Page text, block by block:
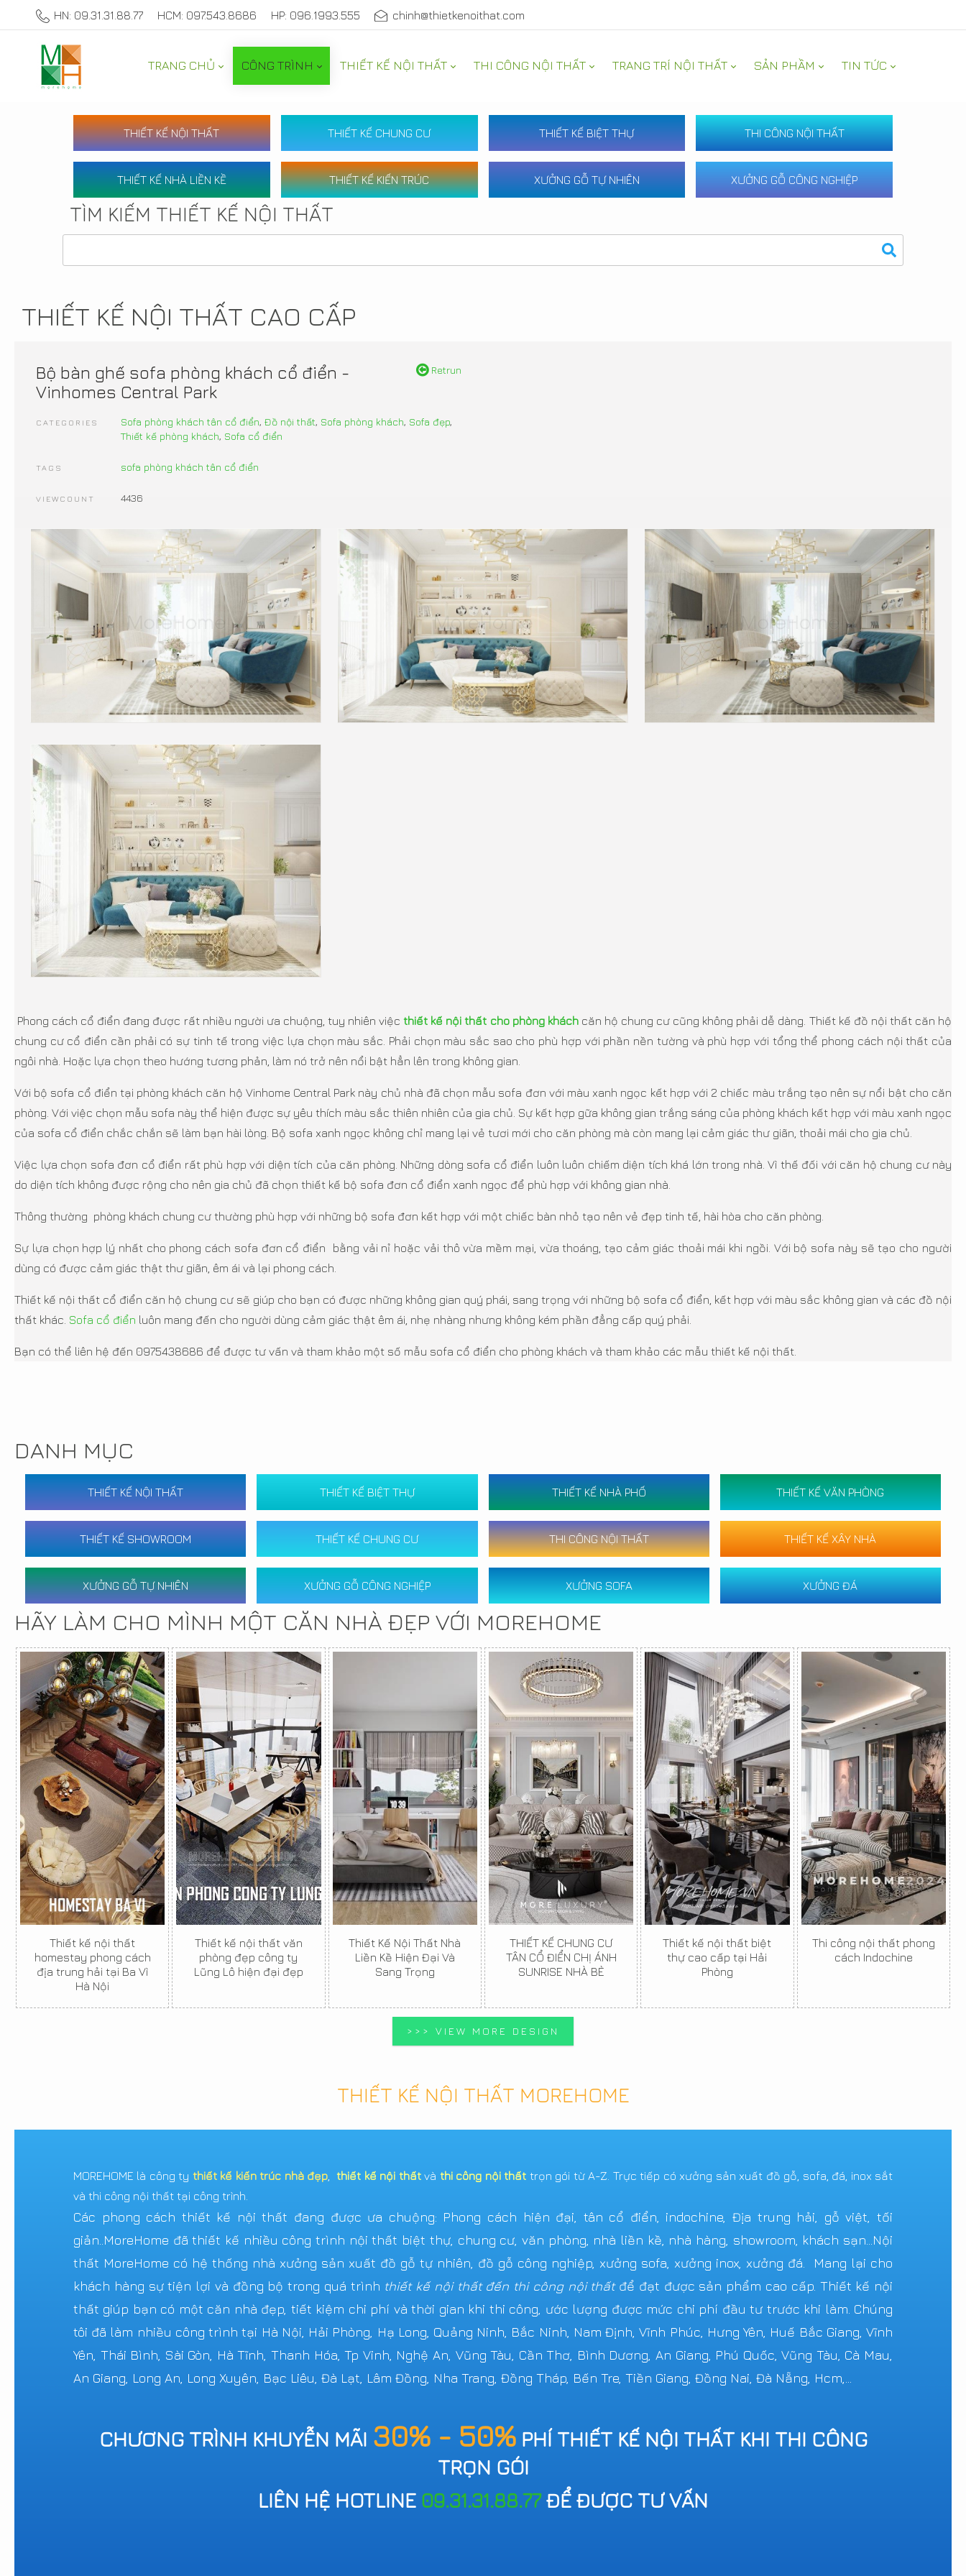
HN: 09.31.31.88.77 HCM: 097.543.8686 HP: 096.1993.555 chinh@thietkenoithat.com
TRANG CHỦ CÔNG TRÌNH THIẾT KẾ NỘI THẤT THI CÔNG NỘI THẤT TRANG TRÍ NỘI THẤT SẢN PHẦM TIN TỨC
THIẾT KẾ NỘI THẤT THIẾT KẾ CHUNG CƯ THIẾT KẾ BIỆT THỰ THI CÔNG NỘI THẤT
THIẾT KẾ NHÀ LIỀN KỀ THIẾT KẾ KIẾN TRÚC XƯỞNG GỖ TỰ NHIÊN XƯỞNG GỖ CÔNG NGHIỆP
TÌM KIẾM THIẾT KẾ NỘI THẤT
THIẾT KẾ NỘI THẤT CAO CẤP
Retrun
Bộ bàn ghế sofa phòng khách cổ điển -
Vinhomes Central Park
CATEGORIES Sofa phòng khách tân cổ điển,Đồ nội thất, Sofa phòng khách, Sofa đẹp,
Thiết kế phòng khách, Sofa cổ điển
TAGS sofa phòng khách tân cổ điển
VIEWCOUNT 4436
Phong cách cổ điển đang được rất nhiều người ưa chuộng, tuy nhiên việcthiết kế nội thất cho phòng kháchcăn hộ chung cư cũng không phải dễ dàng. Thiết kế đồ nội thất căn hộ
chung cư cổ điển cần phải có sự tinh tế trong việc lựa chọn màu sắc. Phải chọn màu sắc sao cho phù hợp với phần nền tường và phù hợp với tổng thể phong cách nội thất của
ngôi nhà. Hoặc lựa chọn theo hướng tương phản, làm nó trở nên nổi bật hẳn lên trong không gian.
Với bộ sofa cổ điển tại phòng khách căn hộ Vinhome Central Park này chủ nhà đã chọn mẫu sofa đơn với màu xanh ngọc kết hợp với 2 chiếc màu trắng tạo nên sự nổi bật cho căn
phòng. Với việc chọn mẫu sofa này thể hiện được sự yêu thích màu sắc thiên nhiên của gia chủ. Sự kết hợp gữa không gian trắng sáng của phòng khách kết hợp với màu xanh ngọc
của sofa cổ điển chắc chắn sẽ làm bạn hài lòng. Bộ sofa xanh ngọc không chỉ mang lại vẻ tươi mới cho căn phòng mà còn mang lại cảm giác thư giãn, thoải mái cho gia chủ.
Việc lựa chọn sofa đơn cổ điển rất phù hợp với diện tích của căn phòng. Những dòng sofa cổ điển luôn luôn chiếm diện tích khá lớn trong nhà. Vì thế đối với căn hộ chung cư này
do diện tích không được rộng cho nên gia chủ đã chọn thiết kế bộ sofa đơn cổ điển xanh ngọc để phù hợp với không gian nhà.
Thông thường phòng khách chung cư thường phù hợp với những bộ sofa đơn kết hợp với một chiếc bàn nhỏ tạo nên vẻ đẹp tinh tế, hài hòa cho căn phòng.
Sự lựa chọn hợp lý nhất cho phong cách sofa đơn cổ điển bằng vải nỉ hoặc vải thô vừa mềm mại, vừa thoáng, tạo cảm giác thoải mái khi ngồi. Với bộ sofa này sẽ tạo cho người
dùng có được cảm giác thật thư giãn, êm ái và lại phong cách.
Thiết kế nội thất cổ điển căn hộ chung cư sẽ giúp cho bạn có được những không gian quý phái, sang trọng với những bộ sofa cổ điển, kết hợp với màu sắc không gian và các đồ nội
thất khác. Sofa cổ điển luôn mang đến cho người dùng cảm giác thật êm ái, nhẹ nhàng nhưng không kém phần đẳng cấp quý phải.
Bạn có thể liên hệ đến 0975438686 để được tư vấn và tham khảo một số mẫu sofa cổ điển cho phòng khách và tham khảo các mẫu thiết kế nội thất.
DANH MỤC
THIẾT KẾ NỘI THẤT THIẾT KẾ BIỆT THỰ THIẾT KẾ NHÀ PHỐ THIẾT KẾ VĂN PHÒNG
THIẾT KẾ SHOWROOM THIẾT KẾ CHUNG CƯ THI CÔNG NỘI THẤT THIẾT KẾ XÂY NHÀ
XƯỞNG GỖ TỰ NHIÊN XƯỞNG GỖ CÔNG NGHIỆP XƯỞNG SOFA XƯỞNG ĐÁ
HÃY LÀM CHO MÌNH MỘT CĂN NHÀ ĐẸP VỚI MOREHOME
Thiết kế nội thất
homestay phong cách
địa trung hải tại Ba Vì
Hà Nội
Thiết kế nội thất văn
phòng đẹp công ty
Lũng Lô hiện đại đẹp
Thiết Kế Nội Thất Nhà
Liền Kề Hiện Đại Và
Sang Trọng
THIẾT KẾ CHUNG CƯ
TÂN CỔ ĐIỂN CHỊ ÁNH
SUNRISE NHÀ BÈ
Thiết kế nội thất biệt
thự cao cấp tại Hải
Phòng
Thi công nội thất phong
cách Indochine
>>> VIEW MORE DESIGN
THIẾT KẾ NỘI THẤT MOREHOME
MOREHOME là công ty thiết kế kiến trúc nhà đẹp ,thiết kế nội thấtvà thi công nội thất trọn gói từ A-Z. Trực tiếp có xưởng sản xuất đồ gỗ, sofa, đá, inox sắt
và thi công nội thất tại công trình.
Các phong cách thiết kế nội thất đang được ưa chuộng: Phong cách hiện đại, tân cổ điển, indochine, Địa trung hải, gỗ việt, tối
giản..MoreHome đã thiết kế nhiều công trình nội thất biệt thự, chung cư, văn phòng, nhà liền kề, nhà hàng, showroom, khách sạn...Nội
thất MoreHome có hệ thống nhà xưởng sản xuất đồ gỗ tự nhiên, đồ gỗ công nghiệp, xưởng sofa, xưởng inox, xưởng đá. Mang lại cho
khách hàng sự tiện lợi và đồng bộ trong quá trình thiết kế nội thất đến thi công nội thấtđể đạt được sản phẩm cao cấp. Thiết kế nội
thất giúp bạn có một căn nhà đẹp, tiết kiệm chi phí và thời gian khi thi công, ước lượng được mức chi phí đầu tư trước khi làm. Chúng
tôi đã làm nhiều công trình tại Hà Nội, Hải Phòng, Hạ Long, Quảng Ninh, Bắc Ninh, Nam Định, Vĩnh Phúc, Hưng Yên, Huế Bắc Giang, Vĩnh
Yên, Thái Bình, Sài Gòn, Hà Tĩnh, Thanh Hóa, Tp Vinh, Nghệ An, Vũng Tàu, Cần Thơ, Bình Dương, An Giang, Phú Quốc, Vũng Tàu, Cà Mau,
An Giang, Long An, Long Xuyên, Bạc Liêu, Đà Lạt, Lâm Đồng, Nha Trang, Đồng Tháp, Bến Tre, Tiền Giang, Đồng Nai, Đà Nẵng, Hcm,...
CHƯƠNG TRÌNH KHUYỄN MÃI 30% - 50%PHÍ THIẾT KẾ NỘI THẤT KHI THI CÔNG
TRỌN GÓI
LIÊN HỆ HOTLINE 09.31.31.88.77ĐỂ ĐƯỢC TƯ VẤN